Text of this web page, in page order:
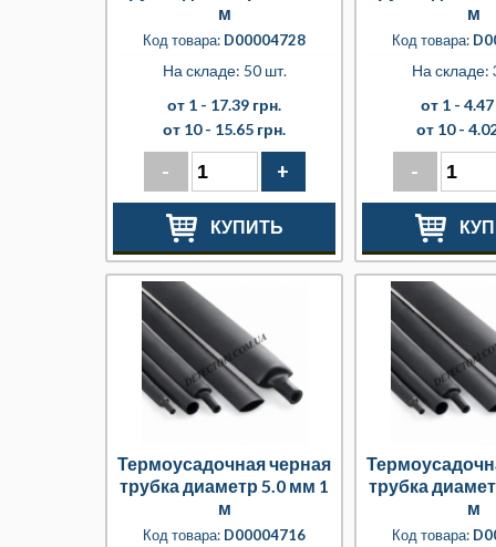
м
Код товара: D00004728
На складе: 50 шт.
от 1 - 17.39 грн.
от 10 - 15.65 грн.
- +
КУПИТЬ
м
Код товара:
На складе:
от 1 -
от 10 -
-
Термоусадочная черная
трубка диаметр 5.0 мм 1
м
Код товара: D00004716
трубка
м
Код товара: